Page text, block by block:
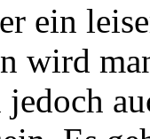
ein
wird